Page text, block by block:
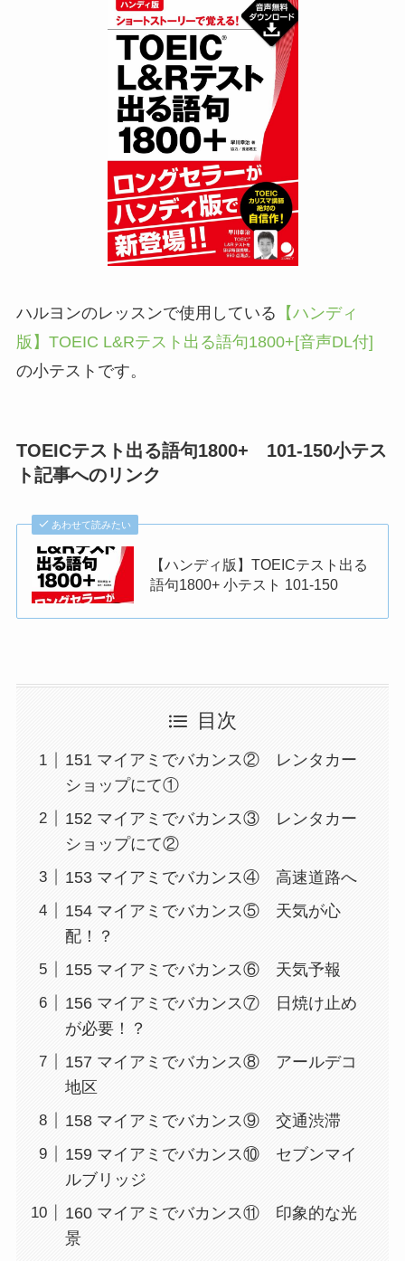
ハルヨンのレッスンで使用している 【ハンディ
版】TOEIC L&Rテスト出る語句1800+[音声DL付]
の小テストです。
TOEICテスト出る語句1800+ 101-150小テス
ト記事へのリンク
あわせて読みたい
【ハンディ版】TOEICテスト出る
語句1800+ 小テスト 101-150
目次
151 マイアミでバカンス② レンタカー
ショップにて①
152 マイアミでバカンス③ レンタカー
ショップにて②
153 マイアミでバカンス④ 高速道路へ
154 マイアミでバカンス⑤ 天気が心
配！？
155 マイアミでバカンス⑥ 天気予報
156 マイアミでバカンス⑦ 日焼け止め
が必要！？
157 マイアミでバカンス⑧ アールデコ
地区
158 マイアミでバカンス⑨ 交通渋滞
159 マイアミでバカンス⑩ セブンマイ
ルブリッジ
160 マイアミでバカンス⑪ 印象的な光
景